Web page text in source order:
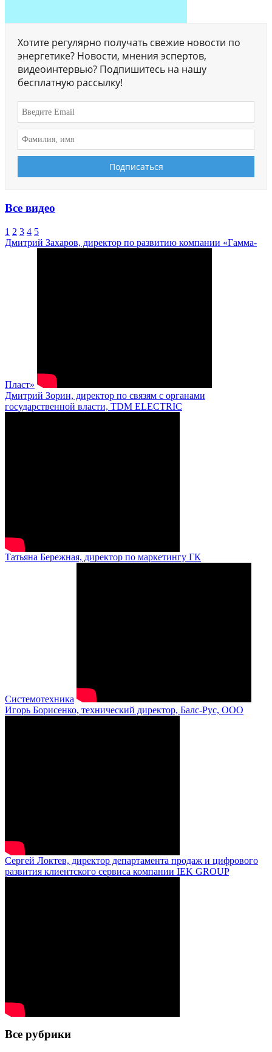
Хотите регулярно получать свежие новости по
энергетике? Новости, мнения эспертов,
видеоинтервью? Подпишитесь на нашу
бесплатную рассылку!
Все видео
1 2 3 4 5
Дмитрий Захаров, директор по развитию компании «Гамма-
Пласт»
Дмитрий Зорин, директор по связям с органами
государственной власти, TDM ELECTRIC
Татьяна Бережная, директор по маркетингу ГК
Системотехника
Игорь Борисенко, технический директор, Балс-Рус, ООО
Сергей Локтев, директор департамента продаж и цифрового
развития клиентского сервиса компании IEK GROUP
Все рубрики